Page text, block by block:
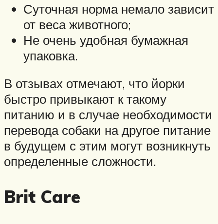
Суточная норма немало зависит
от веса животного;
Не очень удобная бумажная
упаковка.
В отзывах отмечают, что йорки
быстро привыкают к такому
питанию и в случае необходимости
перевода собаки на другое питание
в будущем с этим могут возникнуть
определенные сложности.
Brit Care